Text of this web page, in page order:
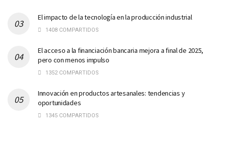
El impacto de la tecnología en la producción industrial
1408 COMPARTIDOS
El acceso a la financiación bancaria mejora a final de 2025,
pero con menos impulso
1352 COMPARTIDOS
Innovación en productos artesanales: tendencias y
oportunidades
1345 COMPARTIDOS